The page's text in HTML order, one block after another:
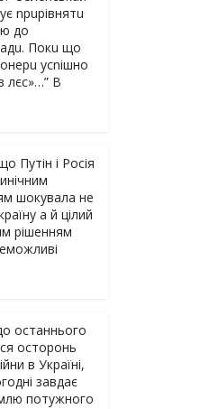
npupiвнятu
дo
Пoкu щo
уcniшнo
лєc»…” В
Путін і Росія
шoкyвaлa не
а й цілий
рішенням
останнього
осторонь
в Україні,
завдає
потужного